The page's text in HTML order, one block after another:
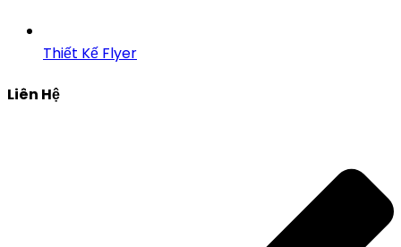
Thiết Kế Flyer
Liên Hệ